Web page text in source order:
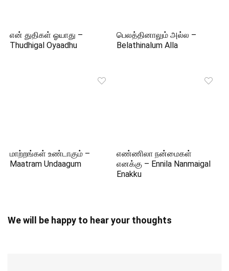
என் துதிகள் ஓயாது –
Thudhigal Oyaadhu
பெலத்தினாலும் அல்ல –
Belathinalum Alla
மாற்றங்கள் உண்டாகும் –
Maatram Undaagum
எண்ணிலா நன்மைகள்
எனக்கு – Ennila Nanmaigal
Enakku
We will be happy to hear your thoughts